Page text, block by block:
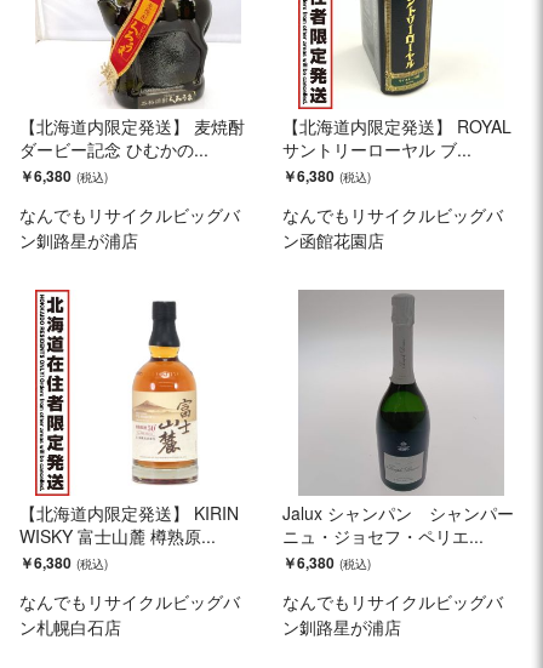
【北海道内限定発送】 麦焼酎
ダービー記念 ひむかの...
￥6,380
なんでもリサイクルビッグバ
ン釧路星が浦店
【北海道内限定発送】 ROYAL
サントリーローヤル ブ...
￥6,380
なんでもリサイクルビッグバ
ン函館花園店
【北海道内限定発送】 KIRIN
WISKY 富士山麓 樽熟原...
￥6,380
なんでもリサイクルビッグバ
ン札幌白石店
Jalux シャンパン シャンパー
ニュ・ジョセフ・ペリエ...
￥6,380
なんでもリサイクルビッグバ
ン釧路星が浦店